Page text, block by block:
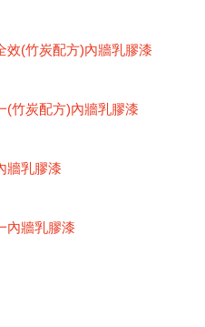
效(竹炭配方)內牆乳膠漆
(竹炭配方)內牆乳膠漆
牆乳膠漆
內牆乳膠漆